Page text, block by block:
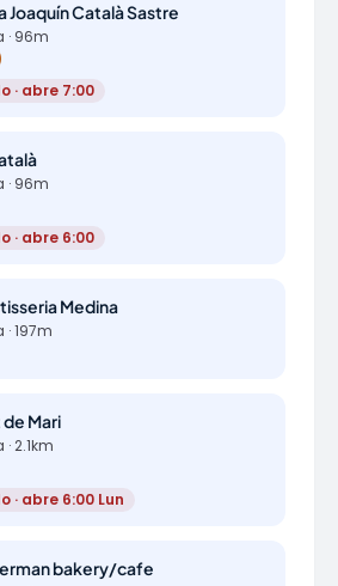
Joaquín Català Sastre
96m
· abre 7:00
96m
· abre 6:00
Medina
197m
de Mari
2.1km
· abre 6:00 Lun
bakery/cafe